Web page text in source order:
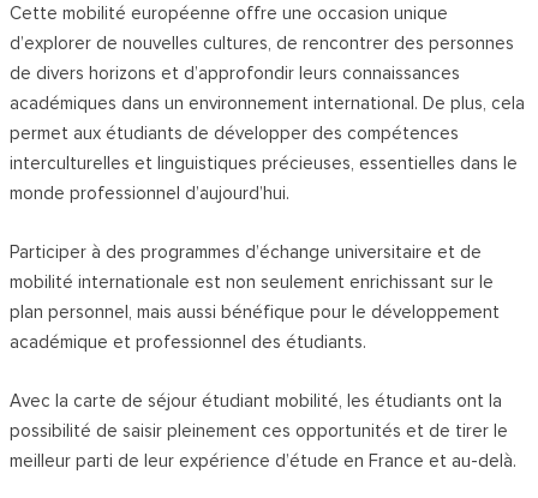
Cette mobilité européenne offre une occasion unique
d’explorer de nouvelles cultures, de rencontrer des personnes
de divers horizons et d’approfondir leurs connaissances
académiques dans un environnement international. De plus, cela
permet aux étudiants de développer des compétences
interculturelles et linguistiques précieuses, essentielles dans le
monde professionnel d’aujourd’hui.
Participer à des programmes d’échange universitaire et de
mobilité internationale est non seulement enrichissant sur le
plan personnel, mais aussi bénéfique pour le développement
académique et professionnel des étudiants.
Avec la carte de séjour étudiant mobilité, les étudiants ont la
possibilité de saisir pleinement ces opportunités et de tirer le
meilleur parti de leur expérience d’étude en France et au-delà.